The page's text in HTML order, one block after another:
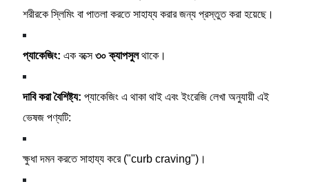
শরীরকে স্লিমিং বা পাতলা করতে সাহায্য করার জন্য প্রস্তুত করা হয়েছে।
প্যাকেজিং: এক বক্সে৩০ ক্যাপসুলথাকে।
দাবি করা বৈশিষ্ট্য: প্যাকেজিং এ থাকা থাই এবং ইংরেজি লেখা অনুযায়ী এই
ভেষজ পণ্যটি:
ক্ষুধা দমন করতে সাহায্য করে ("curb craving")।